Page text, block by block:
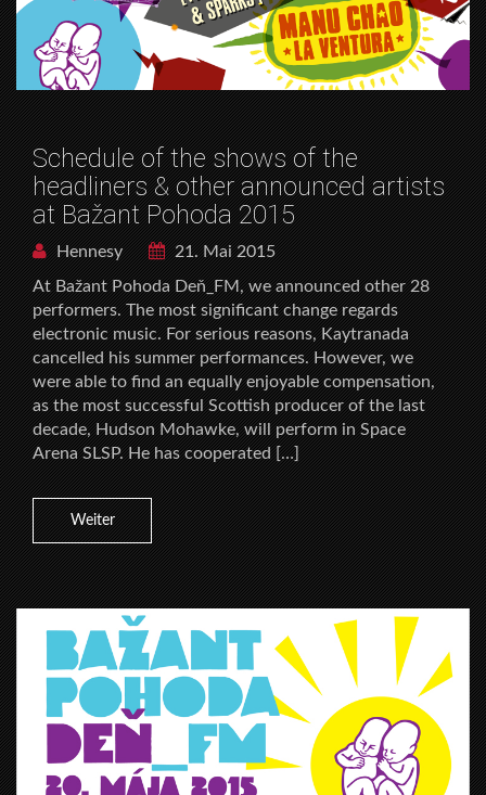
Schedule of the shows of the
headliners & other announced artists
at Bažant Pohoda 2015
Hennesy
21. Mai 2015
At Bažant Pohoda Deň_FM, we announced other 28
performers. The most significant change regards
electronic music. For serious reasons, Kaytranada
cancelled his summer performances. However, we
were able to find an equally enjoyable compensation,
as the most successful Scottish producer of the last
decade, Hudson Mohawke, will perform in Space
Arena SLSP. He has cooperated […]
Weiter